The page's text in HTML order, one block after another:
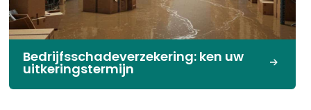
Bedrijfsschadeverzekering: ken uw
uitkeringstermijn